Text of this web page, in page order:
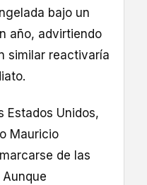
bajo un
año, advirtiendo
similar reactivaría
Estados Unidos,
Mauricio
de las